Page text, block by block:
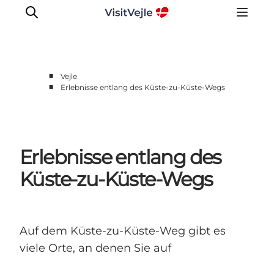
Inspiration
■
Vejle
■
Erlebnisse entlang des Küste-zu-Küste-Wegs
Erlebnisse entlang des
Küste-zu-Küste-Wegs
Auf dem Küste-zu-Küste-Weg gibt es
viele Orte, an denen Sie auf